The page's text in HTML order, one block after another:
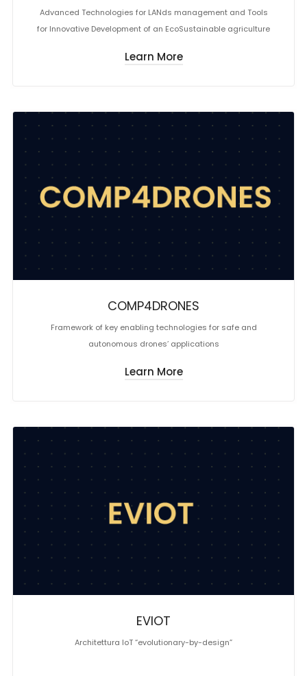
Advanced Technologies for LANds management and Tools
for Innovative Development of an EcoSustainable agriculture
Learn More
COMP4DRONES
Framework of key enabling technologies for safe and
autonomous drones’ applications
Learn More
EVIOT
Architettura IoT “evolutionary-by-design”